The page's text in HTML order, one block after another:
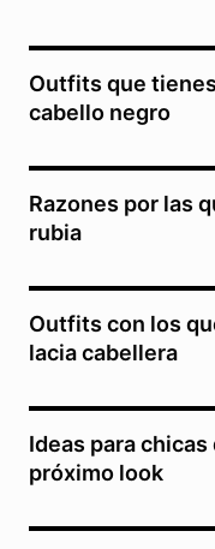
Outfits que
cabello negro
Razones por las
rubia
Outfits con los
lacia cabellera
Ideas para
próximo look